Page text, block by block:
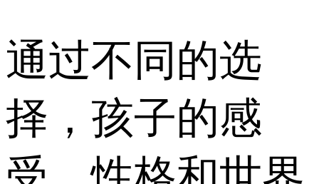
通过不同的选
择，孩子的感